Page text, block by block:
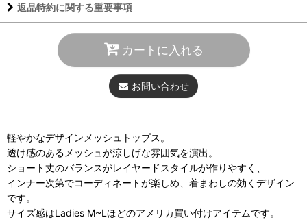
返品特約に関する重要事項
カートに入れる
お問い合わせ
軽やかなデザインメッシュトップス。
透け感のあるメッシュが涼しげな雰囲気を演出。
ショート丈のバランスがレイヤードスタイルが作りやすく、
インナー次第でコーディネートが楽しめ、着まわしの効くデザイン
です。
サイズ感はLadies M~Lほどのアメリカ買い付けアイテムです。